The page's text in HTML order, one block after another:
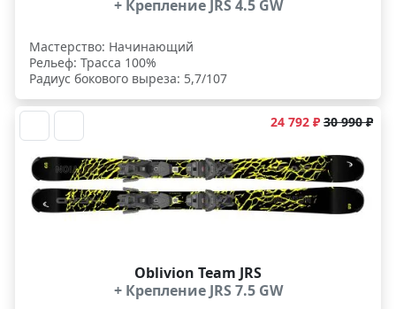
+ Крепление JRS 4.5 GW
Мастерство: Начинающий
Рельеф: Трасса 100%
Радиус бокового выреза: 5,7/107
24 792 ₽ 30 990 ₽
Oblivion Team JRS
+ Крепление JRS 7.5 GW